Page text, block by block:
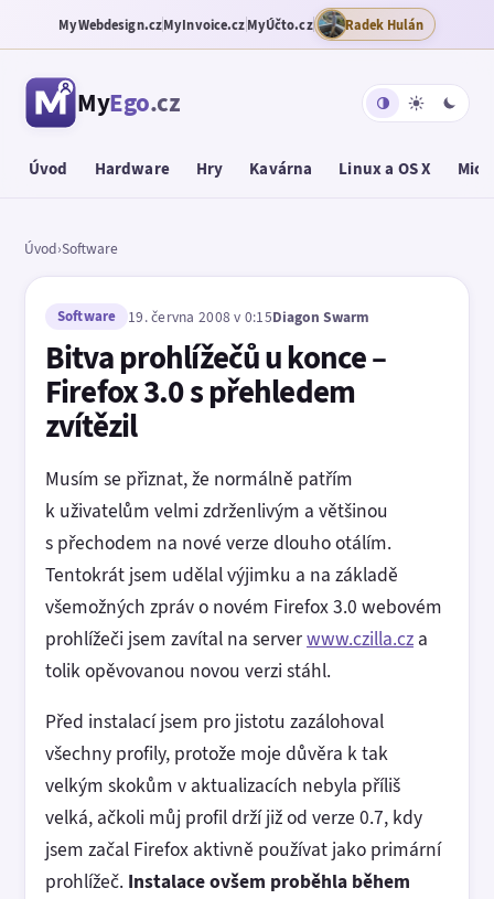
MyWebdesign.czMyInvoice.czMyÚčto.cz Radek Hulán
MyEgo.cz
Úvod Hardware Hry Kavárna Linux a OS X
Úvod›Software
Software 19. června 2008 v 0:15Diagon Swarm
Bitva prohlížečů u konce –
Firefox 3.0 s přehledem
zvítězil
Musím se přiznat, že normálně patřím
k uživatelům velmi zdrženlivým a většinou
s přechodem na nové verze dlouho otálím.
Tentokrát jsem udělal výjimku a na základě
všemožných zpráv o novém Firefox 3.0 webovém
prohlížeči jsem zavítal na serverwww.czilla.cz a
tolik opěvovanou novou verzi stáhl.
Před instalací jsem pro jistotu zazálohoval
všechny profily, protože moje důvěra k tak
velkým skokům v aktualizacích nebyla příliš
velká, ačkoli můj profil drží již od verze 0.7, kdy
jsem začal Firefox aktivně používat jako primární
prohlížeč. Instalace ovšem proběhla během